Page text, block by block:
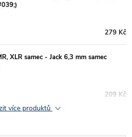
279 Kč
XLR samec - Jack 6,3 mm samec
209 Kč
více produktů